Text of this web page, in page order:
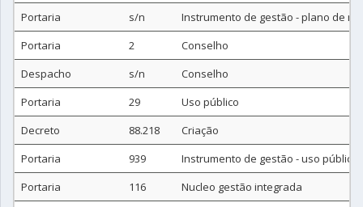
Portaria
s/n
Instrumento de gestão - plano de
Portaria
2
Conselho
Despacho
s/n
Conselho
Portaria
29
Uso público
Decreto
88.218
Criação
Portaria
939
Instrumento de gestão - uso público
Portaria
116
Nucleo gestão integrada